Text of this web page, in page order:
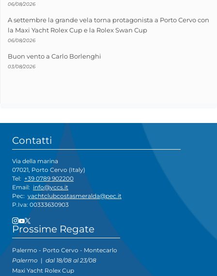
06/08/2026
A settembre la grande vela torna protagonista a Porto Cervo con
la Maxi Yacht Rolex Cup e la Rolex Swan Cup
06/08/2026
Buon vento a Carlo Borlenghi
03/08/2026
Contatti
Via della marina
07021, Porto Cervo (Italy)
Tel: +39 0789 902200
Email: info@yccs.it
Pec: yachtclubcostasmeralda@pec.it
P.Iva: 00333630903
Prossime Regate
Palermo - Porto Cervo - Montecarlo
Palermo | dal 18/08 al 23/08
Maxi Yacht Rolex Cup